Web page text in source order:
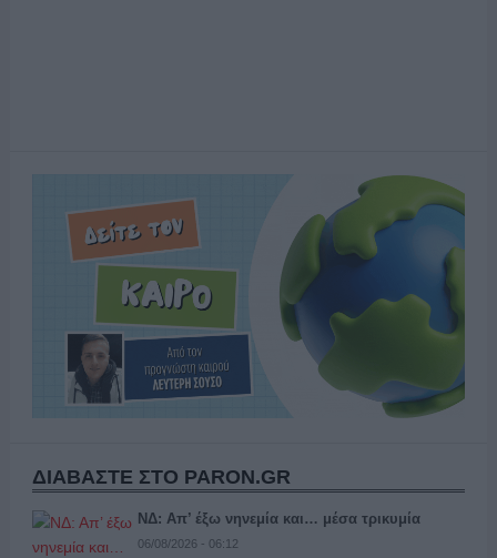
ΔΙΑΒΑΣΤΕ ΣΤΟ PARON.GR
ΝΔ: Απ’ έξω νηνεμία και… μέσα τρικυμία
06/08/2026 - 06:12